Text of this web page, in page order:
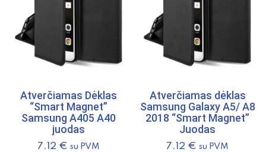
juodas
Atverčiamas Dėklas
“Smart Magnet”
Samsung A405 A40
juodas
7.12 € su PVM
Atverčiamas dėklas
Samsung Galaxy A5/ A8
2018 “Smart Magnet”
Juodas
7.12 € su PVM